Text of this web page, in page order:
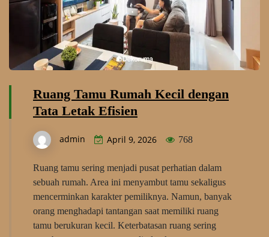
Ruang Tamu Rumah Kecil dengan
Tata Letak Efisien
admin April 9, 2026 768
Ruang tamu sering menjadi pusat perhatian dalam
sebuah rumah. Area ini menyambut tamu sekaligus
mencerminkan karakter pemiliknya. Namun, banyak
orang menghadapi tantangan saat memiliki ruang
tamu berukuran kecil. Keterbatasan ruang sering